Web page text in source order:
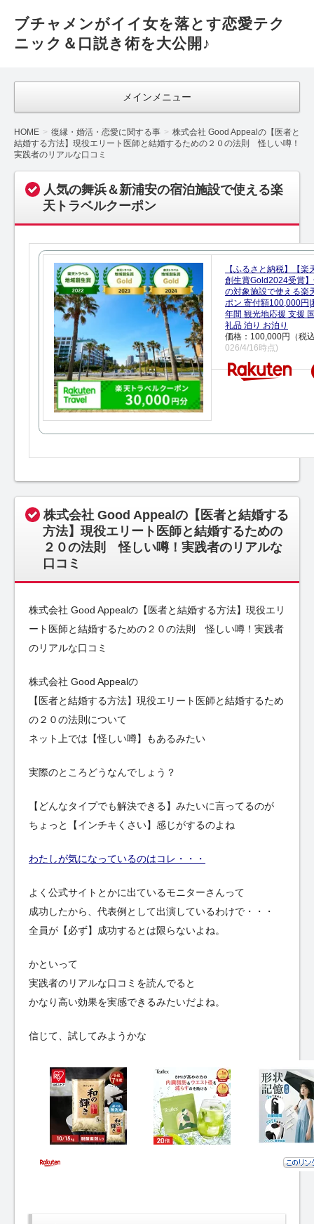
ブチャメンがイイ女を落とす恋愛テク
ニック＆口説き術を大公開♪
メインメニュー
HOME 復縁・婚活・恋愛に関する事
株式会社 Good Appealの【医者と
結婚する方法】現役エリート医師と結婚するための２０の法則 怪しい噂！
実践者のリアルな口コミ
人気の舞浜＆新浦安の宿泊施設で使える楽
天トラベルクーポン
【ふるさと納税】【楽
創生賞Gold2024受賞
の対象施設で使える楽
ポン 寄付額100,000円|
年間 観光地応援 支援
礼品 泊り お泊り
価格：100,000円（税
026/4/16時点)
株式会社 Good Appealの【医者と結婚する
方法】現役エリート医師と結婚するための
２０の法則 怪しい噂！実践者のリアルな
口コミ
株式会社 Good Appealの【医者と結婚する方法】現役エリ
ート医師と結婚するための２０の法則 怪しい噂！実践者
のリアルな口コミ
株式会社 Good Appealの
【医者と結婚する方法】現役エリート医師と結婚するため
の２０の法則について
ネット上では【怪しい噂】もあるみたい
実際のところどうなんでしょう？
【どんなタイプでも解決できる】みたいに言ってるのが
ちょっと【インチキくさい】感じがするのよね
わたしが気になっているのはコレ・・・
よく公式サイトとかに出ているモニターさんって
成功したから、代表例として出演しているわけで・・・
全員が【必ず】成功するとは限らないよね。
かといって
実践者のリアルな口コミを読んでると
かなり高い効果を実感できるみたいだよね。
信じて、試してみようかな